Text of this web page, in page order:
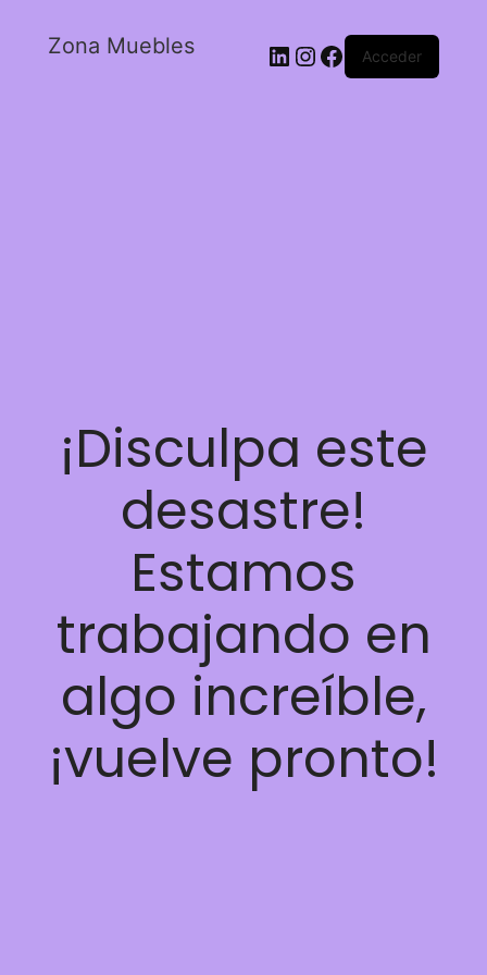
Zona Muebles Acceder
¡Disculpa este
desastre!
Estamos
trabajando en
algo increíble,
¡vuelve pronto!